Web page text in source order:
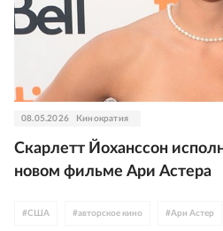
08.05.2026 Кинократия
Скарлетт Йоханссон
новом фильме Ари Астера
#США #авторское кино #Ари Астер